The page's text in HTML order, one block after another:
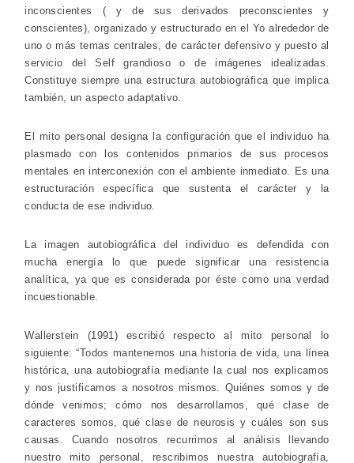
inconscientes ( y de sus derivados preconscientes y
conscientes), organizado y estructurado en el Yo alrededor de
uno o más temas centrales, de carácter defensivo y puesto al
servicio del Self grandioso o de imágenes idealizadas.
Constituye siempre una estructura autobiográfica que implica
también, un aspecto adaptativo.
El mito personal designa la configuración que el individuo ha
plasmado con los contenidos primarios de sus procesos
mentales en interconexión con el ambiente inmediato. Es una
estructuración específica que sustenta el carácter y la
conducta de ese individuo.
La imagen autobiográfica del individuo es defendida con
mucha energía lo que puede significar una resistencia
analítica, ya que es considerada por éste como una verdad
incuestionable.
Wallerstein (1991) escribió respecto al mito personal lo
siguiente: “Todos mantenemos una historia de vida, una línea
histórica, una autobiografía mediante la cual nos explicamos
y nos justificamos a nosotros mismos. Quiénes somos y de
dónde venimos; cómo nos desarrollamos, qué clase de
caracteres somos, qué clase de neurosis y cuáles son sus
causas. Cuando nosotros recurrimos al análisis llevando
nuestro mito personal, rescribimos nuestra autobiografía,